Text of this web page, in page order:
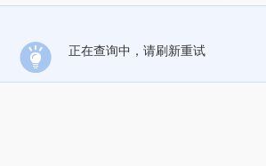
正在查询中，请刷新重试